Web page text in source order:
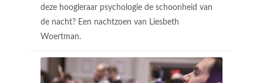
deze hoogleraar psychologie de schoonheid van
de nacht? Een nachtzoen van Liesbeth
Woertman.